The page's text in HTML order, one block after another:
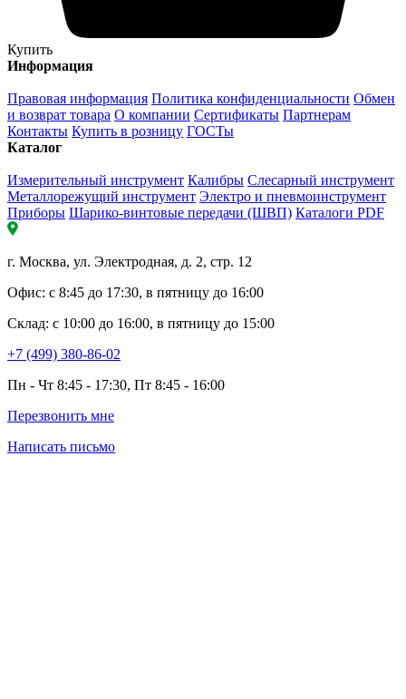
Купить
Информация
Правовая информация Политика конфиденциальности Обмен
и возврат товара О компании Сертификаты Партнерам
Контакты Купить в розницу ГОСТы
Каталог
Измерительный инструмент Калибры Слесарный инструмент
Металлорежущий инструмент Электро и пневмоинструмент
Приборы Шарико-винтовые передачи (ШВП) Каталоги PDF
г. Москва, ул. Электродная, д. 2, стр. 12
Офис: с 8:45 до 17:30, в пятницу до 16:00
Склад: с 10:00 до 16:00, в пятницу до 15:00
+7 (499) 380-86-02
Пн - Чт 8:45 - 17:30, Пт 8:45 - 16:00
Перезвонить мне
Написать письмо